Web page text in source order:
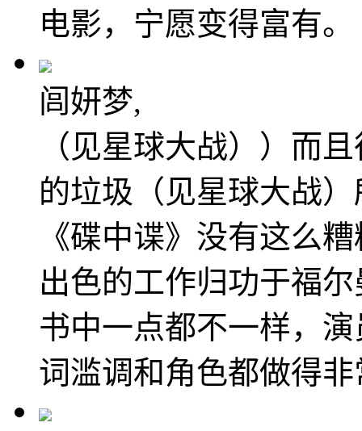
电影，宁愿变得富有。
闾妍梦,
（见星球大战））而
的垃圾（见星球大战
《碟中谍》没有这么
出色的工作归功于福
书中一点都不一样，
词滥调和角色都做得